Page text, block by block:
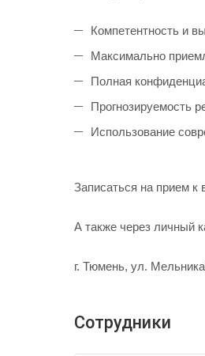
Компетентность и
Максимально
Полная
Прогнозируемость
Использование
Записаться на прием к
А также через личный
г. Тюмень, ул.
Сотрудники